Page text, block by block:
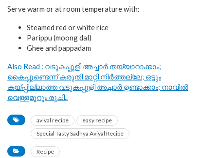
Serve warm or at room temperature with:
Steamed red or white rice
Parippu (moong dal)
Ghee and pappadam
Also Read : വടുകപ്പുളി അച്ചാർ തയ്യാറാക്കാം;
കൈപ്പുണ്ടെന്ന് കരുതി മാറ്റി നിർത്തല്ലേ; ഒട്ടും
കയ്പ്പില്ലാത്ത വടുകപ്പുളി അച്ചാർ ഉണ്ടാക്കാം; നാവിൽ
വെള്ളമൂറും രുചി..
aviyal recipe
easy recipe
Special Tasty Sadhya Aviyal Recipe
Recipe